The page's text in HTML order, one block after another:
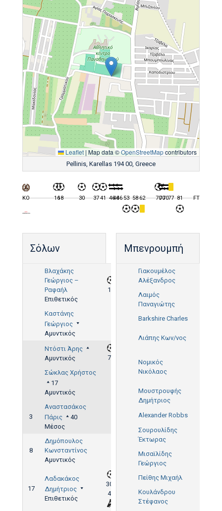
Leaflet | Map data ©OpenStreetMapcontributors
Pellinis, Karellas 194 00, Greece
KO 1618 30 3741 46464653 5862 70707077 81 FT
Σόλων
Βλαχάκης
Γεώργιος –
Ραφαήλ
Επιθετικός
18'
Καστάνης
Γεώργιος
Αμυντικός
Ντόστι Άρης
Αμυντικός
70'
Σώκλας Χρήστος
17
Αμυντικός
3
Αναστασάκος
Πάρις
40
Μέσος
8
Δημόπουλος
Κωνσταντίνος
Αμυντικός
17
Λαδακάκος
Δημήτριος
Επιθετικός
30',
41'
Μπενρουμπή
Γιακουμέλος
Αλέξανδρος
Λαιμός
Παναγιώτης
Barkshire Charles
Λιάπης Κων/νος
Νομικός
Νικόλαος
Μουστρουφής
Δημήτριος
Alexander Robbs
Σουρουλίδης
Έκτωρας
Μισαϊλίδης
Γεώργιος
Πείθης Μιχαήλ
Κουλάνδρου
Στέφανος